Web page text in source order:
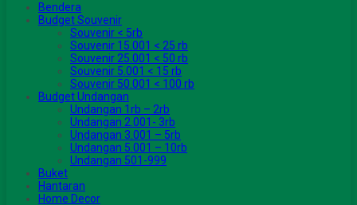
Bendera
Budget Souvenir
Souvenir < 5rb
Souvenir 15.001 < 25 rb
Souvenir 25.001 < 50 rb
Souvenir 5.001 < 15 rb
Souvenir 50.001 < 100 rb
Budget Undangan
Undangan 1rb – 2rb
Undangan 2.001- 3rb
Undangan 3.001 – 5rb
Undangan 5.001 – 10rb
Undangan 501-999
Buket
Hantaran
Home Decor